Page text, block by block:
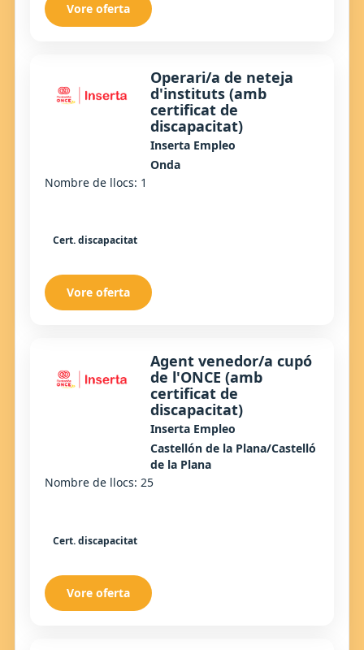
Vore oferta
Operari/a de neteja
d'instituts (amb
certificat de
discapacitat)
Inserta Empleo
Onda
Nombre de llocs: 1
Cert. discapacitat
Vore oferta
Agent venedor/a cupó
de l'ONCE (amb
certificat de
discapacitat)
Inserta Empleo
Castellón de la Plana/Castelló
de la Plana
Nombre de llocs: 25
Cert. discapacitat
Vore oferta